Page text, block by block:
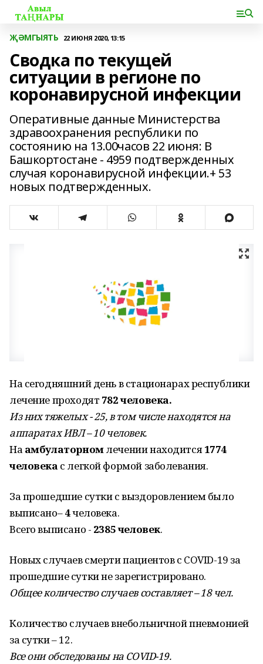
ҖӘМГЫЯТЬ 22 ИЮНЯ 2020, 13:15
Сводка по текущей
ситуации в регионе по
коронавирусной инфекции
Оперативные данные Министерства
здравоохранения республики по
состоянию на 13.00часов 22 июня: В
Башкортостане - 4959 подтвержденных
случая коронавирусной инфекции.+ 53
новых подтвержденных.
На сегодняшний день в стационарах республики
лечение проходят 782 человека.
Из них тяжелых - 25, в том числе находятся на
аппаратах ИВЛ – 10 человек.
На амбулаторномлечении находится1774
человека с легкой формой заболевания.
За прошедшие сутки с выздоровлением было
выписано–4человека.
Всего выписано - 2385 человек.
Новых случаев смерти пациентов с COVID-19 за
прошедшие сутки не зарегистрировано.
Общее количество случаев составляет – 18 чел.
Количество случаев внебольничной пневмонией
за сутки – 12.
Все они обследованы на COVID-19.